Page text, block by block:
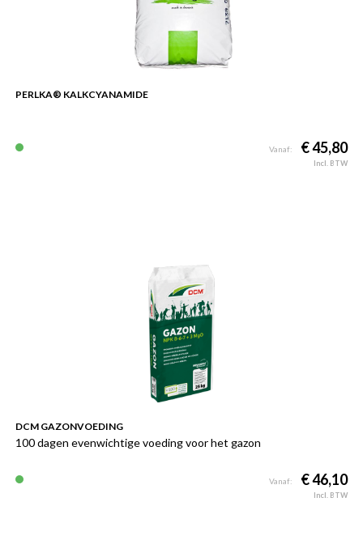
PERLKA® KALKCYANAMIDE
Vanaf: € 45,80
Incl. BTW
DCM GAZONVOEDING
100 dagen evenwichtige voeding voor het gazon
Vanaf: € 46,10
Incl. BTW